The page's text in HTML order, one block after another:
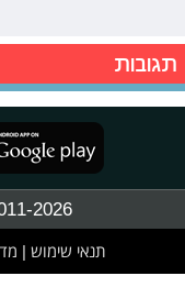
תגובות
2011-2026 © פרוגי
תנאי שימוש